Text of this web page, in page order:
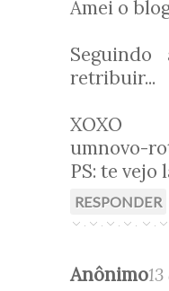
Amei o
retribuir...
XOXO
umnovo-
PS: te vejo
RESPONDER
Anônimo